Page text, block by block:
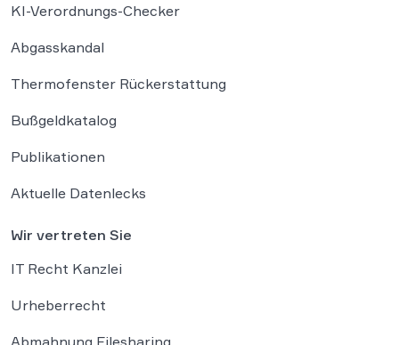
KI-Verordnungs-Checker
Abgasskandal
Thermofenster Rückerstattung
Bußgeldkatalog
Publikationen
Aktuelle Datenlecks
Wir vertreten Sie
IT Recht Kanzlei
Urheberrecht
Abmahnung Filesharing